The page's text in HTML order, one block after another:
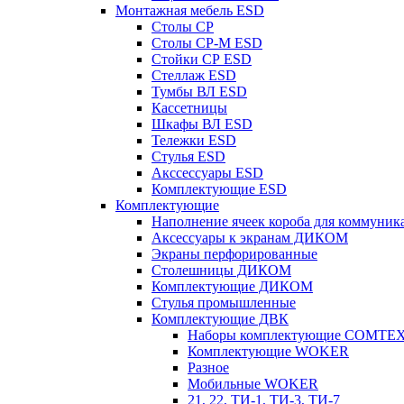
Монтажная мебель ESD
Столы СР
Столы СР-М ESD
Стойки СР ESD
Стеллаж ESD
Тумбы ВЛ ESD
Кассетницы
Шкафы ВЛ ESD
Тележки ESD
Стулья ESD
Акссессуары ESD
Комплектующие ESD
Комплектующие
Наполнение ячеек короба для
Аксессуары к экранам ДИКОМ
Экраны перфорированные
Cтолешницы ДИКОМ
Комплектующие ДИКОМ
Стулья промышленные
Комплектующие ДВК
Наборы комплектующие
Комплектующие WOKER
Разное
Мобильные WOKER
21, 22, ТИ-1, ТИ-3, ТИ-7